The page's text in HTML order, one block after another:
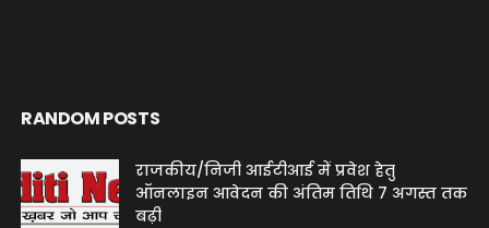
RANDOM POSTS
राजकीय/निजी आईटीआई में प्रवेश हेतु
ऑनलाइन आवेदन की अंतिम तिथि 7 अगस्त तक
बढ़ी